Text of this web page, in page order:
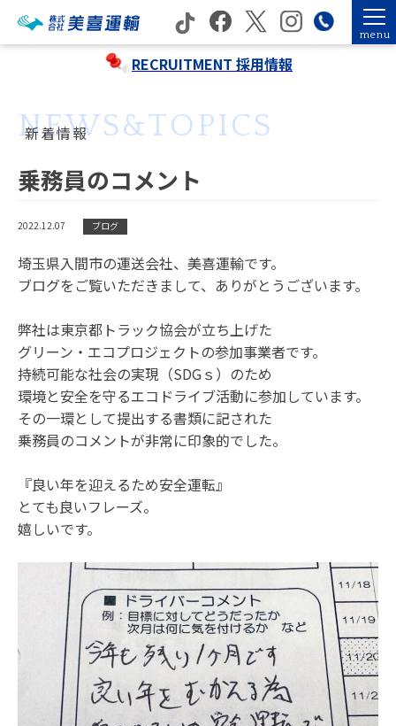
menu
RECRUITMENT 採用情報
NEWS&TOPICS
新着情報
乗務員のコメント
2022.12.07 ブログ
埼玉県入間市の運送会社、美喜運輸です。
ブログをご覧いただきまして、ありがとうございます。
弊社は東京都トラック協会が立ち上げた
グリーン・エコプロジェクトの参加事業者です。
持続可能な社会の実現（SDGｓ）のため
環境と安全を守るエコドライブ活動に参加しています。
その一環として提出する書類に記された
乗務員のコメントが非常に印象的でした。
『良い年を迎えるため安全運転』
とても良いフレーズ。
嬉しいです。